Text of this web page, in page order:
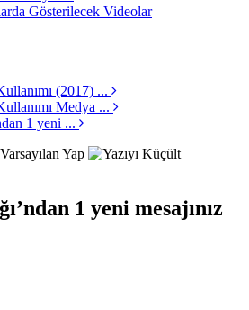
Gösterilecek Videolar
(2017) ...
Medya ...
1 yeni ...
1 yeni mesajınız